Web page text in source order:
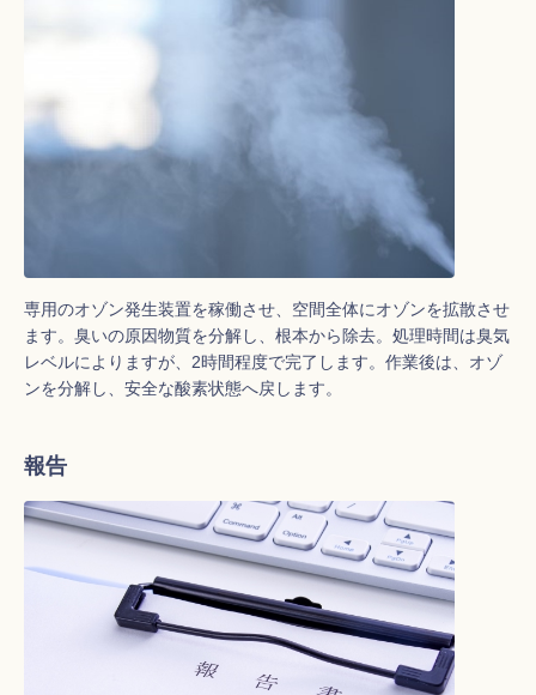
専用のオゾン発生装置を稼働させ、空間全体にオゾンを拡散させ
ます。臭いの原因物質を分解し、根本から除去。処理時間は臭気
レベルによりますが、2時間程度で完了します。作業後は、オゾ
ンを分解し、安全な酸素状態へ戻します。
報告